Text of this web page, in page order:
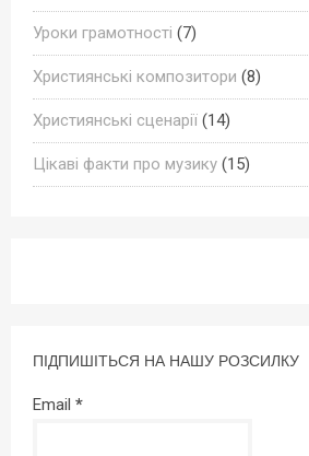
Уроки грамотності (7)
Християнські композитори (8)
Християнські сценарії (14)
Цікаві факти про музику (15)
ПІДПИШІТЬСЯ НА НАШУ РОЗСИЛКУ
Email *